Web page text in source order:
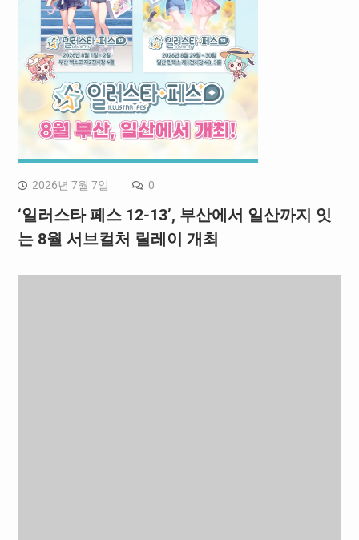
2026년 7월 7일 0
‘일러스타 페스 12-13’, 부산에서 일산까지 잇
는 8월 서브컬처 릴레이 개최